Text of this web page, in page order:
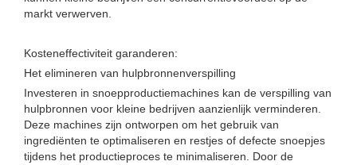
markt verwerven.
Kosteneffectiviteit garanderen:
Het elimineren van hulpbronnenverspilling
Investeren in snoepproductiemachines kan de verspilling van
hulpbronnen voor kleine bedrijven aanzienlijk verminderen.
Deze machines zijn ontworpen om het gebruik van
ingrediënten te optimaliseren en restjes of defecte snoepjes
tijdens het productieproces te minimaliseren. Door de